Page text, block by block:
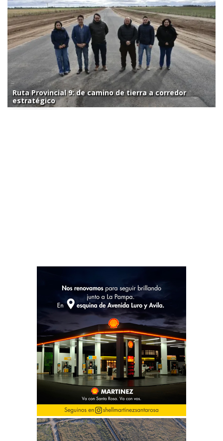
Ruta Provincial 9: de camino de tierra a corredor
estratégico